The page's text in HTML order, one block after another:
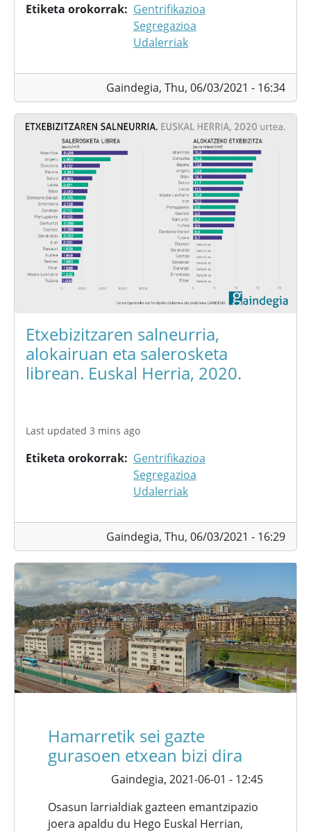
Etiketa orokorrak
Gentrifikazioa
Segregazioa
Udalerriak
Gaindegia, Thu, 06/03/2021 - 16:34
Etxebizitzaren salneurria,
alokairuan eta salerosketa
librean. Euskal Herria, 2020.
Last updated 3 mins ago
Etiketa orokorrak
Gentrifikazioa
Segregazioa
Udalerriak
Gaindegia, Thu, 06/03/2021 - 16:29
Hamarretik sei gazte
gurasoen etxean bizi dira
Gaindegia, 2021-06-01 - 12:45
Osasun larrialdiak gazteen emantzipazio
joera apaldu du Hego Euskal Herrian,